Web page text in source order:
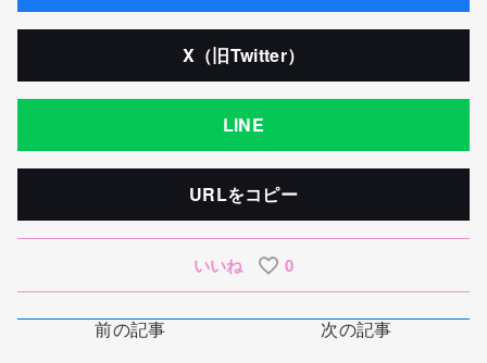
X（旧Twitter）
LINE
URLをコピー
いいね 0
前の記事 次の記事